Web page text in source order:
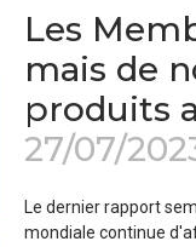
Les
mais de
produits
27/07/
Le dernier rapport
mondiale continue